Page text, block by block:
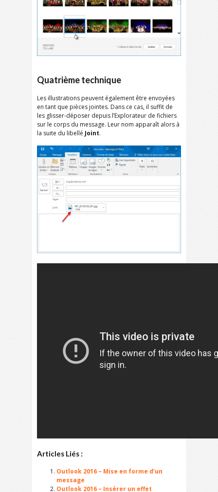
Quatrième technique
Les illustrations peuvent également être envoyées
en tant que pièces jointes. Dans ce cas, il suffit de
les glisser-déposer depuis l’Explorateur de fichiers
sur le corps du message. Leur nom apparaît alors à
la suite du libellé Joint.
Articles Liés :
Outlook 2016 – Mise en forme d’un
message
Outlook 2016 – Insérer un effet